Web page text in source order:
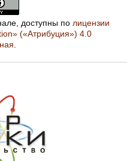
доступны по лицензии
(«Атрибуция») 4.0